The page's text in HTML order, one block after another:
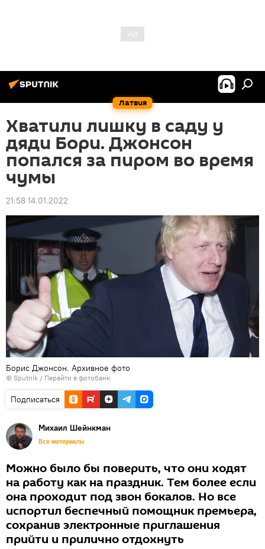
Латвия
Хватили лишку в саду у
дяди Бори. Джонсон
попался за пиром во время
чумы
21:58 14.01.2022
Борис Джонсон. Архивное фото
© Sputnik / Перейти в фотобанк
Подписаться
Михаил Шейнкман
Все материалы
Можно было бы поверить, что они ходят
на работу как на праздник. Тем более если
она проходит под звон бокалов. Но все
испортил беспечный помощник премьера,
сохранив электронные приглашения
прийти и прилично отдохнуть